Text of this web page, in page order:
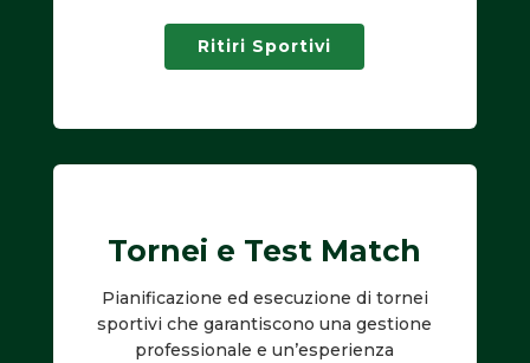
Ritiri Sportivi
Tornei e Test Match
Pianificazione ed esecuzione di tornei
sportivi che garantiscono una gestione
professionale e un’esperienza